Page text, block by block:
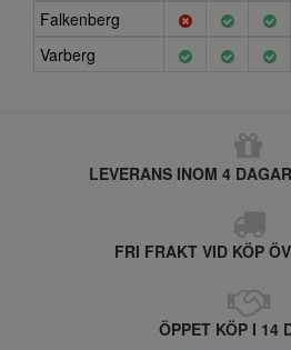
Falkenberg
Varberg
LEVERANS INOM 4
FRI FRAKT VID KÖP
ÖPPET KÖP I 14